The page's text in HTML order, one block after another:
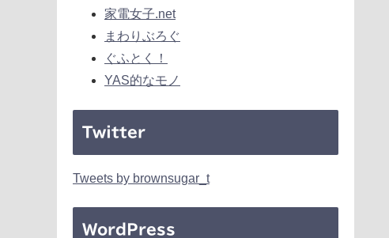
家電女子.net
まわりぶろぐ
ぐふとく！
YAS的なモノ
Twitter
Tweets by brownsugar_t
WordPress